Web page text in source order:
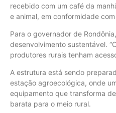
recebido com um café da
e animal, em conformidade
Para o governador de
desenvolvimento sustentável.
produtores rurais tenham
A estrutura está sendo
estação agroecológica, onde
equipamento que transforma
barata para o meio rural.